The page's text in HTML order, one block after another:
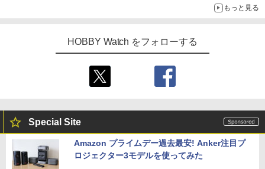
もっと見る
HOBBY Watch をフォローする
Special Site
Amazon プライムデー過去最安! Anker注目プ
ロジェクター3モデルを使ってみた